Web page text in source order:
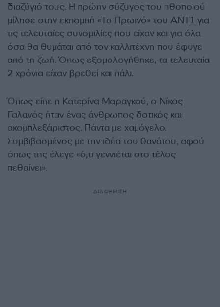
διαζύγιό τους. Η πρώην σύζυγος του ηθοποιού
μίλησε στην εκπομπή «Το Πρωινό» του ΑΝΤ1 για
τις τελευταίες συνομιλίες που είχαν και για όλα
όσα θα θυμάται από τον καλλιτέχνη που έφυγε
από τη ζωή. Όπως εξομολογήθηκε, τα τελευταία
2 χρόνια είχαν βρεθεί και πάλι.
Όπως είπε η Κατερίνα Μαραγκού, ο Νίκος
Γαλανός ήταν ένας άνθρωπος δοτικός και
ακομπλεξάριστος. Πάντα με χαμόγελο.
Συμβιβασμένος με την ιδέα του θανάτου, αφού
όπως της έλεγε «ό,τι γεννιέται στο τέλος
πεθαίνει».
ΔΙΑΦΗΜΙΣΗ